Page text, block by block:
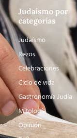
Judaísmo por
categorías
Judaísmo
Rezos
Celebraciones
Ciclo de vida
Gastronomía Judía
Mitología
Opinión